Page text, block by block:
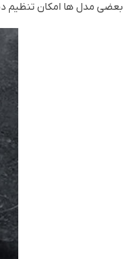
بعضی مدل ها امکان تنظیم